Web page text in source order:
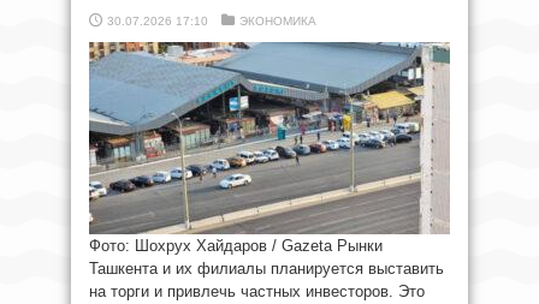
30.07.2026 17:10 ЭКОНОМИКА
Фото: Шохрух Хайдаров / Gazeta Рынки
Ташкента и их филиалы планируется выставить
на торги и привлечь частных инвесторов. Это